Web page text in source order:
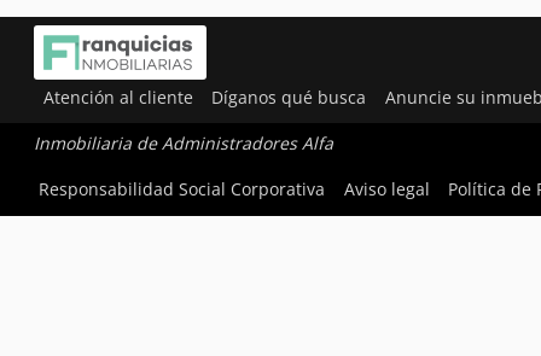
Atención al cliente Díganos qué busca Anuncie su
Inmobiliaria de Administradores Alfa
Responsabilidad Social Corporativa
Aviso legal Política de